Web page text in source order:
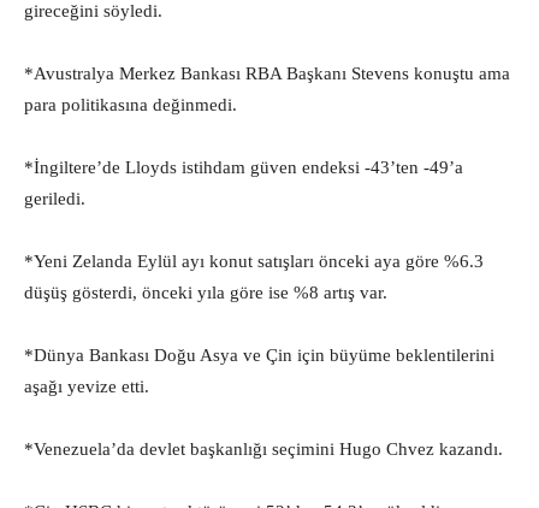
gireceğini söyledi.
*Avustralya Merkez Bankası RBA Başkanı Stevens konuştu ama
para politikasına değinmedi.
*İngiltere’de Lloyds istihdam güven endeksi -43’ten -49’a
geriledi.
*Yeni Zelanda Eylül ayı konut satışları önceki aya göre %6.3
düşüş gösterdi, önceki yıla göre ise %8 artış var.
*Dünya Bankası Doğu Asya ve Çin için büyüme beklentilerini
aşağı yevize etti.
*Venezuela’da devlet başkanlığı seçimini Hugo Chvez kazandı.